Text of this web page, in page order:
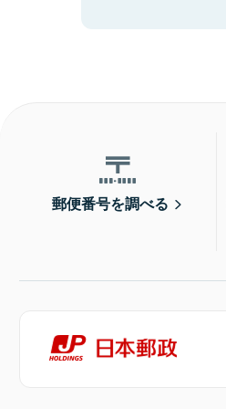
郵便番号を調べる